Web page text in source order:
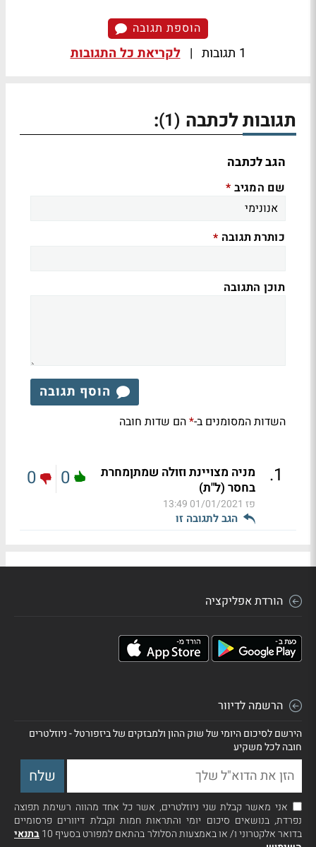
הוספת תגובה
1 תגובות | לקריאת כל התגובות
תגובות לכתבה (1)
:
הגב לכתבה
שם המגיב *
כותרת תגובה *
תוכן התגובה
הוסף תגובה
השדות המסומנים ב-*הם שדות חובה
1
.
מניה מצויינת וזולה שמתןמחרת
בחסר (ל"ת)
פז 01/01/2021 13:49
הגב לתגובה זו
0
0
הורדת אפליקציה
הרשמה לדיוור
הירשם לסיכום היומי של שוק ההון ולמבזקים של ביזפורטל - ניוזלטרים
חובה לכל משקיע
אני מאשר קבלת שני ניוזלטרים, אשר כל אחד מהווה רשימת תפוצה
נפרדת, בנושאים סיכום יומי והתראות חמות וקבלת דיוורים פרסומיים
בדואר אלקטרוני ו/ או באמצעות הסלולר בהתאם למפורט בסעיף 10
בתנאי